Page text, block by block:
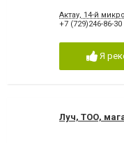
Актау, 14-й
+7 (729)246-86-30
Я
Луч, ТОО,